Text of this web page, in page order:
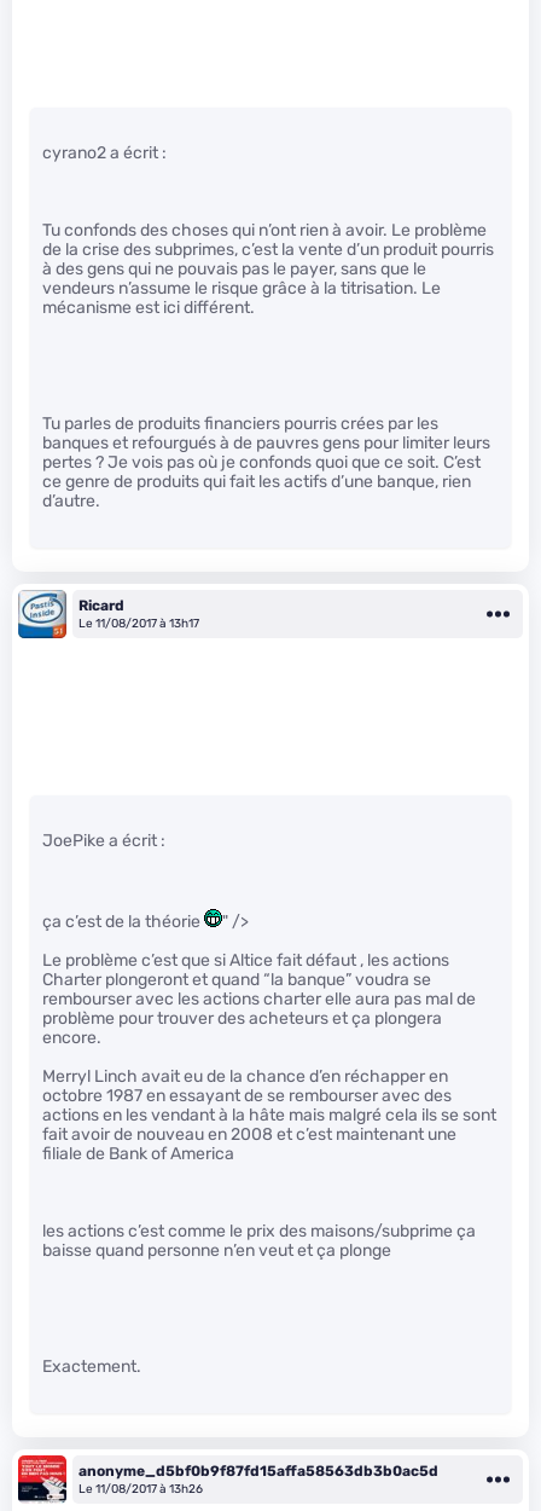
cyrano2 a écrit :
Tu confonds des choses qui n’ont rien à avoir. Le problème
de la crise des subprimes, c’est la vente d’un produit pourris
à des gens qui ne pouvais pas le payer, sans que le
vendeurs n’assume le risque grâce à la titrisation. Le
mécanisme est ici différent.
Tu parles de produits financiers pourris crées par les
banques et refourgués à de pauvres gens pour limiter leurs
pertes ? Je vois pas où je confonds quoi que ce soit. C’est
ce genre de produits qui fait les actifs d’une banque, rien
d’autre.
Ricard
Le 11/08/2017 à 13h17
JoePike a écrit :
ça c’est de la théorie
" />
Le problème c’est que si Altice fait défaut , les actions
Charter plongeront et quand “la banque” voudra se
rembourser avec les actions charter elle aura pas mal de
problème pour trouver des acheteurs et ça plongera
encore.
Merryl Linch avait eu de la chance d’en réchapper en
octobre 1987 en essayant de se rembourser avec des
actions en les vendant à la hâte mais malgré cela ils se sont
fait avoir de nouveau en 2008 et c’est maintenant une
filiale de Bank of America
les actions c’est comme le prix des maisons/subprime ça
baisse quand personne n’en veut et ça plonge
Exactement.
anonyme_d5bf0b9f87fd15affa58563db3b0ac5d
Le 11/08/2017 à 13h26